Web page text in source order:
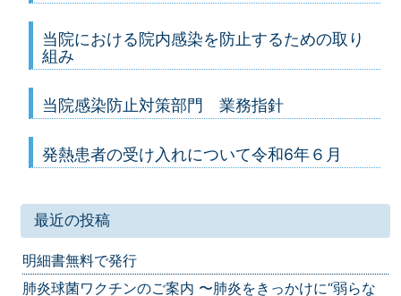
当院における院内感染を防止するための取り
組み
当院感染防止対策部門 業務指針
発熱患者の受け入れについて令和6年６月
最近の投稿
明細書無料で発行
肺炎球菌ワクチンのご案内 〜肺炎をきっかけに“弱らな